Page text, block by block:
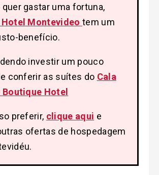
quer gastar uma fortuna,
Hotel Montevideotem um
benefício.
investir um pouco
conferir as suítes do Cala
Boutique Hotel
preferir, clique aqui e
ofertas de hospedagem